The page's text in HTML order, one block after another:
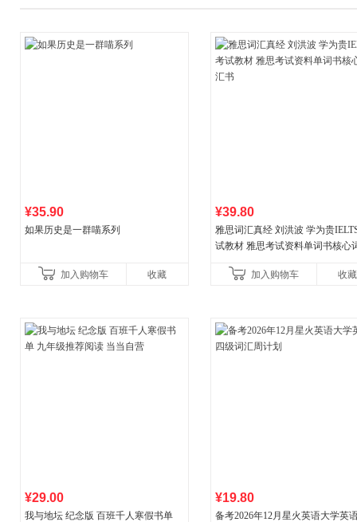
¥35.90
如果历史是一群喵系列
加入购物车 收藏
¥39.80
雅思词汇真经 刘洪波 学为贵
试教材 雅思考试资料单词书核心
加入购物车
收藏
¥29.00
我与地坛 纪念版 百班千人寒假书单
¥19.80
备考2026年12月星火英语大学英